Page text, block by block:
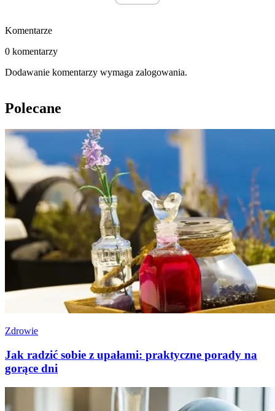
Komentarze
0 komentarzy
Dodawanie komentarzy wymaga zalogowania.
Polecane
Zdrowie
Jak radzić sobie z upałami: praktyczne porady na
gorące dni